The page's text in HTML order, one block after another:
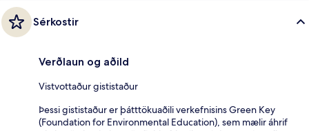
Sérkostir
Verðlaun og aðild
Vistvottaður gististaður
Þessi gististaður er þátttökuaðili verkefnisins Green Key
(Foundation for Environmental Education), sem mælir áhrif